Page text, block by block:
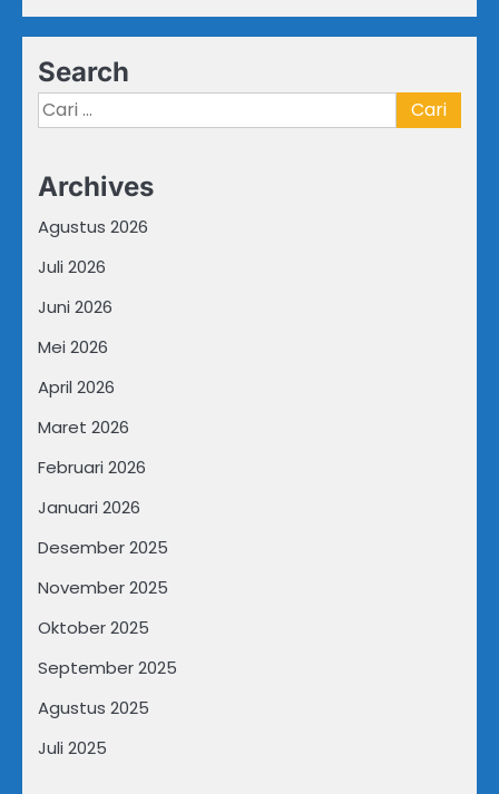
Search
Cari
untuk:
Archives
Agustus 2026
Juli 2026
Juni 2026
Mei 2026
April 2026
Maret 2026
Februari 2026
Januari 2026
Desember 2025
November 2025
Oktober 2025
September 2025
Agustus 2025
Juli 2025